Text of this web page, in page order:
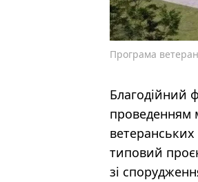
Програма
Благодійний
проведенням
типовий
зі